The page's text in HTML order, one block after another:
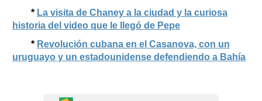
* La visita de Chaney a la ciudad y la curiosa
historia del video que le llegó de Pepe
* Revolución cubana en el Casanova, con un
uruguayo y un estadounidense defendiendo a Bahía